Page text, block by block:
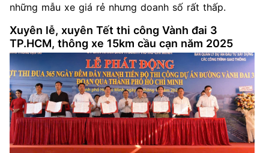
những mẫu xe giá rẻ nhưng doanh số rất thấp.
Xuyên lễ, xuyên Tết thi công Vành đai 3
TP.HCM, thông xe 15km cầu cạn năm 2025